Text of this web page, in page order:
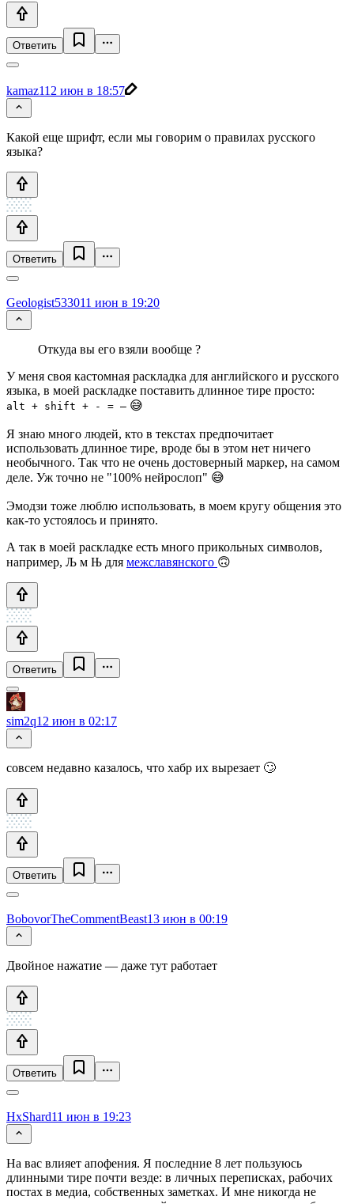
Ответить
kamaz112 июн в 18:57
Какой еще шрифт, если мы говорим о правилах русского
языка?
Ответить
Geologist533011 июн в 19:20
Откуда вы его взяли вообще ?
У меня своя кастомная раскладка для английского и русского
языка, в моей раскладке поставить длинное тире просто:
alt + shift + - = — 😅
Я знаю много людей, кто в текстах предпочитает
использовать длинное тире, вроде бы в этом нет ничего
необычного. Так что не очень достоверный маркер, на самом
деле. Уж точно не "100% нейрослоп" 😅
Эмодзи тоже люблю использовать, в моем кругу общения это
как-то устоялось и принято.
А так в моей раскладке есть много прикольных символов,
например, Љ м Њ для межславянского 🙃
Ответить
sim2q12 июн в 02:17
совсем недавно казалось, что хабр их вырезает 🙄
Ответить
BobovorTheCommentBeast13 июн в 00:19
Двойное нажатие — даже тут работает
Ответить
HxShard11 июн в 19:23
На вас влияет апофения. Я последние 8 лет пользуюсь
длинными тире почти везде: в личных переписках, рабочих
постах в медиа, собственных заметках. И мне никогда не